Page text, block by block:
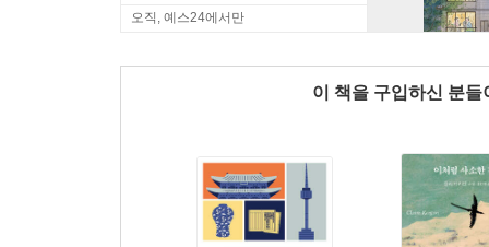
오직, 예스24에서만
이 책을 구입하신 분